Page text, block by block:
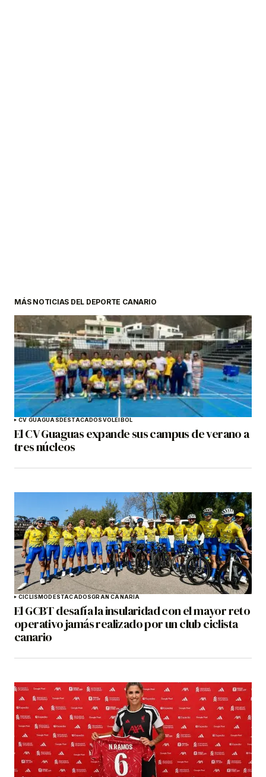
MÁS NOTICIAS DEL DEPORTE CANARIO
CV GUAGUASDESTACADOSVOLEIBOL
El CV Guaguas expande sus campus de verano a
tres núcleos
CICLISMODESTACADOSGRAN CANARIA
El GCBT desafía la insularidad con el mayor reto
operativo jamás realizado por un club ciclista
canario